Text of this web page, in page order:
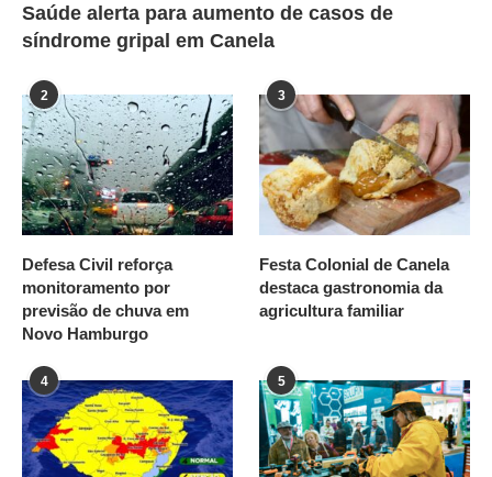
Saúde alerta para aumento de casos de
síndrome gripal em Canela
2
Defesa Civil reforça
monitoramento por
previsão de chuva em
Novo Hamburgo
3
Festa Colonial de Canela
destaca gastronomia da
agricultura familiar
4 5